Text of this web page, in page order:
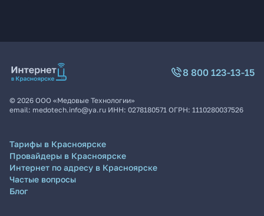
8 800 123-13-15
© 2026 ООО «Медовые Технологии»
email: medotech.info@ya.ru ИНН: 0278180571 ОГРН: 1110280037526
Тарифы в Красноярске
Провайдеры в Красноярске
Интернет по адресу в Красноярске
Частые вопросы
Блог